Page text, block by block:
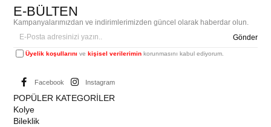
E-BÜLTEN
Kampanyalarımızdan ve indirimlerimizden güncel olarak haberdar olun.
Gönder
Üyelik koşullarını ve kişisel verilerimin korunmasını kabul ediyorum.
Facebook Instagram
POPÜLER KATEGORİLER
Kolye
Bileklik